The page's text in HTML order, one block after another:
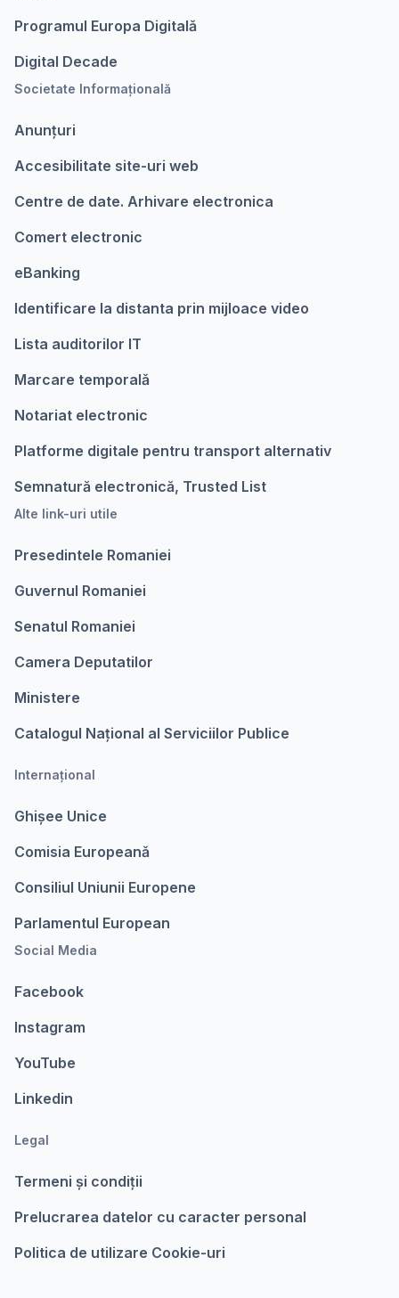
Programul Europa Digitalǎ
Digital Decade
Societate Informațională
Anunțuri
Accesibilitate site-uri web
Centre de date. Arhivare electronica
Comert electronic
eBanking
Identificare la distanta prin mijloace video
Lista auditorilor IT
Marcare temporalǎ
Notariat electronic
Platforme digitale pentru transport alternativ
Semnatură electronică, Trusted List
Alte link-uri utile
Presedintele Romaniei
Guvernul Romaniei
Senatul Romaniei
Camera Deputatilor
Ministere
Catalogul Național al Serviciilor Publice
Internațional
Ghișee Unice
Comisia Europeanǎ
Consiliul Uniunii Europene
Parlamentul European
Social Media
Facebook
Instagram
YouTube
Linkedin
Legal
Termeni şi condiții
Prelucrarea datelor cu caracter personal
Politica de utilizare Cookie-uri